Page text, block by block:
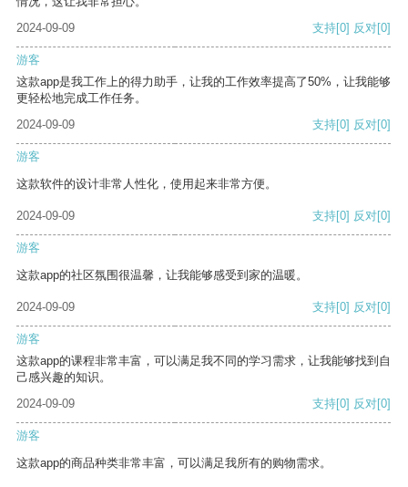
2024-09-09
支持[0] 反对[0]
游客
这款app是我工作上的得力助手，让我的工作效率提高了50%，让我能够
更轻松地完成工作任务。
2024-09-09
支持[0] 反对[0]
游客
这款软件的设计非常人性化，使用起来非常方便。
2024-09-09 支持[0] 反对[0]
游客
这款app的社区氛围很温馨，让我能够感受到家的温暖。
2024-09-09 支持[0] 反对[0]
游客
这款app的课程非常丰富，可以满足我不同的学习需求，让我能够找到自
己感兴趣的知识。
2024-09-09
支持[0] 反对[0]
游客
这款app的商品种类非常丰富，可以满足我所有的购物需求。